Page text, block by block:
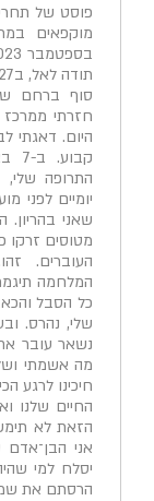
פוסט של
סוף ברחם
חזרתי
היום. דאגתי
התרופה שלי,
יומיים לפני
מטוסים זרקו
העוברים.
המלחמה
כל הסבל
שלי, נהרס.
נשאר עובר
מה אשמתי
חיכינו לרגע
החיים שלנו
הזאת לא
יסלח למי
הרסתם את